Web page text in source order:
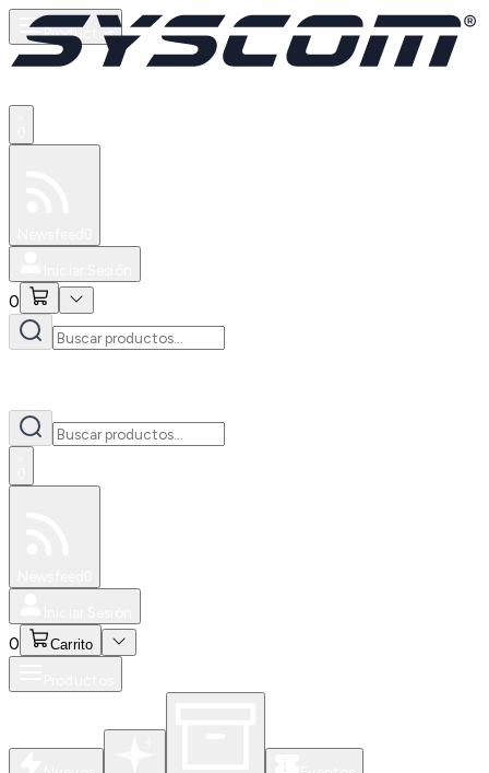
Productos
0
0 Carrito